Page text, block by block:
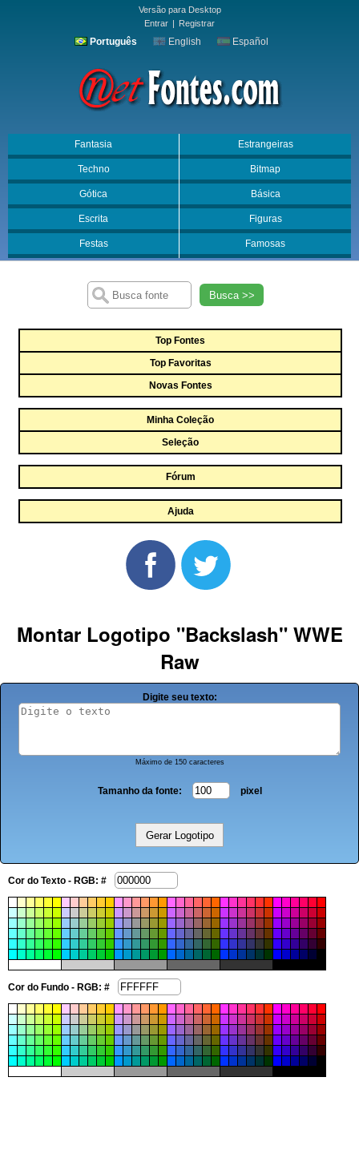
Versão para Desktop
Entrar | Registrar
Português English Español
Fantasia Estrangeiras
Techno Bitmap
Gótica Básica
Escrita Figuras
Festas Famosas
Busca >>
Top Fontes
Top Favoritas
Novas Fontes
Minha Coleção
Seleção
Fórum
Ajuda
Montar Logotipo "Backslash" WWE
Raw
Digite seu texto:
Máximo de 150 caracteres
Tamanho da fonte: pixel
Cor do Texto - RGB: #
Cor do Fundo - RGB: #